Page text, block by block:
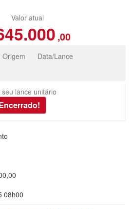
Valor atual
,00
Origem Data/Lance
seu lance unitário
08h00